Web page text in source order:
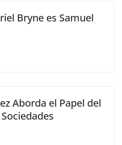
Bryne es Samuel
Aborda el Papel del